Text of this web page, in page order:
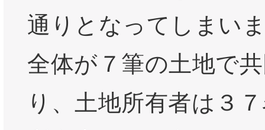
通りとなってしまい
全体が７筆の土地で
り、土地所有者は３